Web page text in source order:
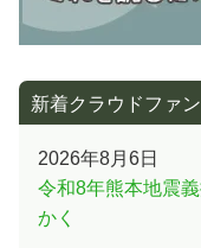
新着クラウドファ
2026年8月6日
令和8年熊本地震
かく